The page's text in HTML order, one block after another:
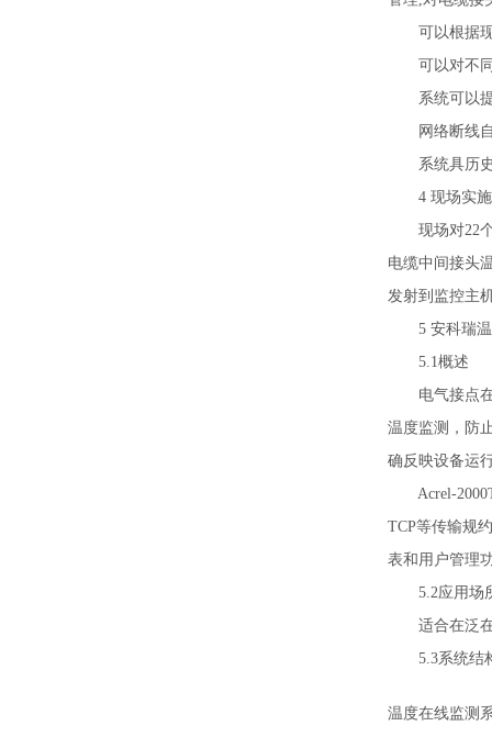
可以根据现
可以对不同
系统可以提
网络断线自
系统具历史
4 现场实施
现场对22个
电缆中间接头
发射到监控主
5 安科瑞温
5.1概述
电气接点在
温度监测，防
确反映设备运
Acrel-2000T
TCP等传输规
表和用户管理
5.2应用场
适合在泛在
5.3系统结
温度在线监测